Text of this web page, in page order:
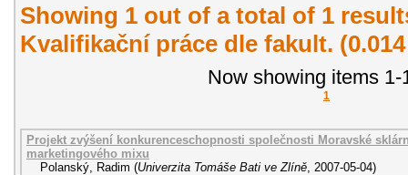
Showing 1 out of a total of 1
Kvalifikační práce dle fakult.
Now showing items 1-
1
Projekt zvýšení konkurenceschopnosti společnosti Moravské
marketingového mixu
Polanský, Radim (Univerzita Tomáše Bati ve Zlíně 2007-05-04)